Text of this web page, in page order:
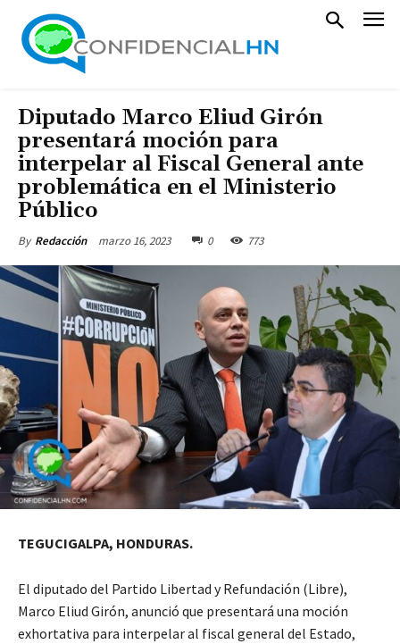
Diputado Marco Eliud Girón
presentará moción para
interpelar al Fiscal General ante
problemática en el Ministerio
Público
By Redacción marzo 16, 2023 0 773
TEGUCIGALPA, HONDURAS.
El diputado del Partido Libertad y Refundación (Libre),
Marco Eliud Girón, anunció que presentará una moción
exhortativa para interpelar al fiscal general del Estado,